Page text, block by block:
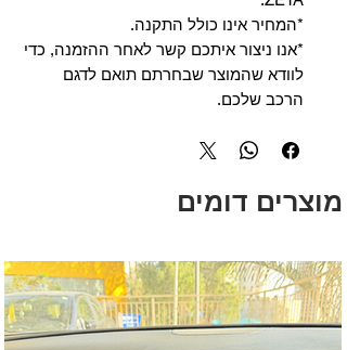
*המחיר אינו כולל התקנה.
*אנו ניצור איתכם קשר לאחר ההזמנה, כדי
לוודא שהמוצר שבחרתם תואם לדגם
הרכב שלכם.
מוצרים דומים